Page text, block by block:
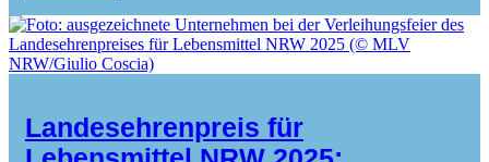
Landesehrenpreis für